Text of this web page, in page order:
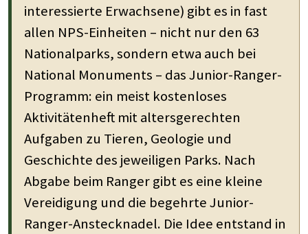
interessierte Erwachsene) gibt es in fast
allen NPS-Einheiten – nicht nur den 63
Nationalparks, sondern etwa auch bei
National Monuments – das Junior-Ranger-
Programm: ein meist kostenloses
Aktivitätenheft mit altersgerechten
Aufgaben zu Tieren, Geologie und
Geschichte des jeweiligen Parks. Nach
Abgabe beim Ranger gibt es eine kleine
Vereidigung und die begehrte Junior-
Ranger-Anstecknadel. Die Idee entstand in